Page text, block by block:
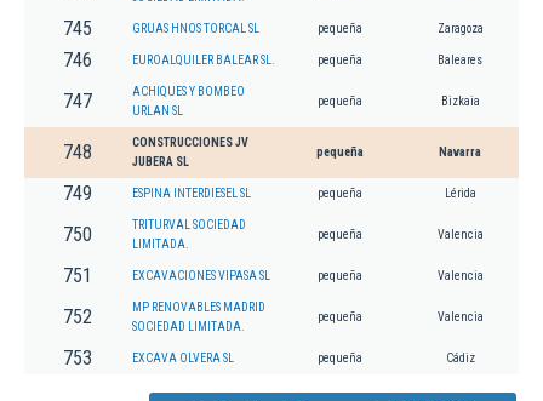
745 GRUAS HNOS TORCAL SL pequeña Zaragoza
746 EUROALQUILER BALEAR SL. pequeña Baleares
747
ACHIQUES Y BOMBEO
URLAN SL
pequeña Bizkaia
748
CONSTRUCCIONES JV
JUBERA SL
pequeña Navarra
749 ESPINA INTERDIESEL SL pequeña Lérida
750
TRITURVAL SOCIEDAD
LIMITADA.
pequeña Valencia
751 EXCAVACIONES VIPASA SL pequeña Valencia
752
MP RENOVABLES MADRID
SOCIEDAD LIMITADA.
pequeña Valencia
753 EXCAVA OLVERA SL pequeña Cádiz